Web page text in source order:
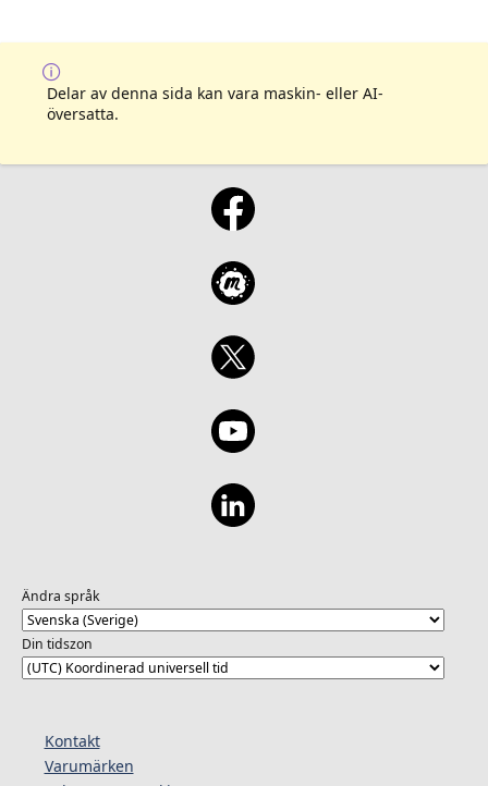
Delar av denna sida kan vara maskin- eller AI-
översatta.
Ändra språk
Din tidszon
Kontakt
Varumärken